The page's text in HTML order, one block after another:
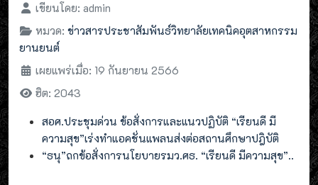
เขียนโดย: admin
หมวด: ข่าวสารประชาสัมพันธ์วิทยาลัยเทคนิคอุตสาหกรรม
ยานยนต์
เผยแพร่เมื่อ: 19 กันยายน 2566
ฮิต: 2043
สอศ.ประชุมด่วน ข้อสั่งการและแนวปฏิบัติ “เรียนดี มี
ความสุข”เร่งทำแอคชั่นแพลนส่งต่อสถานศึกษาปฎิบัติ
“ธนุ”ถกข้อสั่งการนโยบายรมว.ศธ. “เรียนดี มีความสุข”..